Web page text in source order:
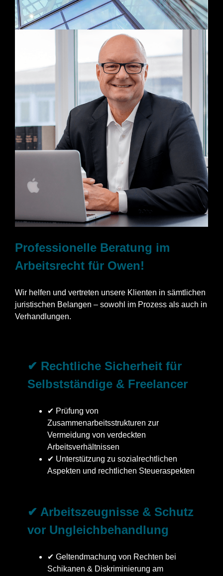
Professionelle Beratung im
Arbeitsrecht für Owen!
Wir helfen und vertreten unsere Klienten in sämtlichen
juristischen Belangen – sowohl im Prozess als auch in
Verhandlungen.
✔ Rechtliche Sicherheit für
Selbstständige & Freelancer
✔ Prüfung von
Zusammenarbeitsstrukturen zur
Vermeidung von verdeckten
Arbeitsverhältnissen
✔ Unterstützung zu sozialrechtlichen
Aspekten und rechtlichen Steueraspekten
✔ Arbeitszeugnisse & Schutz
vor Ungleichbehandlung
✔ Geltendmachung von Rechten bei
Schikanen & Diskriminierung am